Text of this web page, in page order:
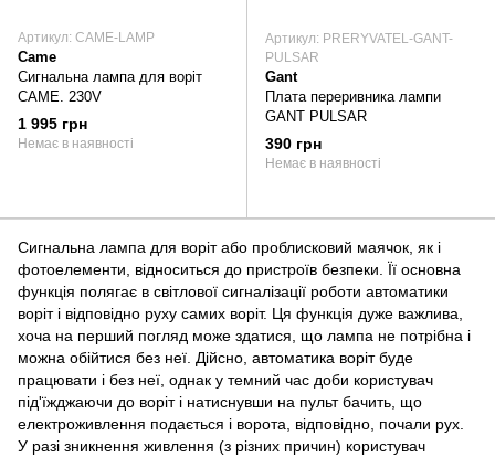
Артикул: CAME-LAMP
Came
Сигнальна лампа для воріт
CAME. 230V
1 995 грн
Немає в наявності
Артикул: PRERYVATEL-GANT-
PULSAR
Gant
Плата переривника лампи
GANT PULSAR
390 грн
Немає в наявності
Сигнальна лампа для воріт або проблисковий маячок, як і
фотоелементи, відноситься до пристроїв безпеки. Її основна
функція полягає в світлової сигналізації роботи автоматики
воріт і відповідно руху самих воріт. Ця функція дуже важлива,
хоча на перший погляд може здатися, що лампа не потрібна і
можна обійтися без неї. Дійсно, автоматика воріт буде
працювати і без неї, однак у темний час доби користувач
під'їжджаючи до воріт і натиснувши на пульт бачить, що
електроживлення подається і ворота, відповідно, почали рух.
У разі зникнення живлення (з різних причин) користувач